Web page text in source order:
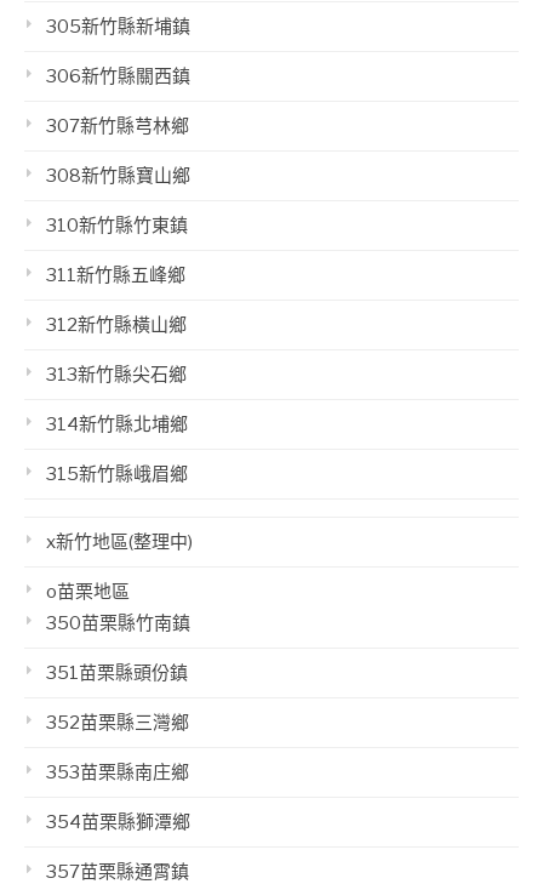
305新竹縣新埔鎮
306新竹縣關西鎮
307新竹縣芎林鄉
308新竹縣寶山鄉
310新竹縣竹東鎮
311新竹縣五峰鄉
312新竹縣橫山鄉
313新竹縣尖石鄉
314新竹縣北埔鄉
315新竹縣峨眉鄉
x新竹地區(整理中)
o苗栗地區
350苗栗縣竹南鎮
351苗栗縣頭份鎮
352苗栗縣三灣鄉
353苗栗縣南庄鄉
354苗栗縣獅潭鄉
357苗栗縣通霄鎮